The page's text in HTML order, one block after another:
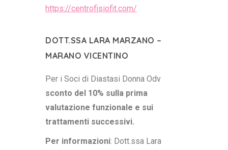
https://centrofisiofit.com/
DOTT.SSA LARA MARZANO –
MARANO VICENTINO
Per i Soci di Diastasi Donna Odv
sconto del 10% sulla prima
valutazione funzionale e sui
trattamenti successivi.
Per informazioni: Dott.ssa Lara